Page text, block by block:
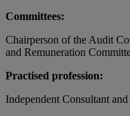
Committees:
Chairperson of the Audit
and Remuneration
Practised profession:
Independent Consultant